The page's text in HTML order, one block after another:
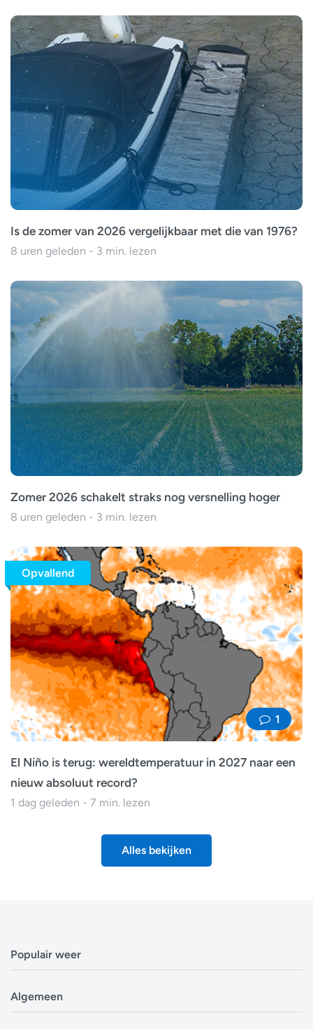
Is de zomer van 2026 vergelijkbaar met die van 1976?
8 uren geleden - 3 min. lezen
Zomer 2026 schakelt straks nog versnelling hoger
8 uren geleden - 3 min. lezen
1
Opvallend
El Niño is terug: wereldtemperatuur in 2027 naar een
nieuw absoluut record?
1 dag geleden - 7 min. lezen
Alles bekijken
Populair weer
Weerbericht Brussel
Algemeen